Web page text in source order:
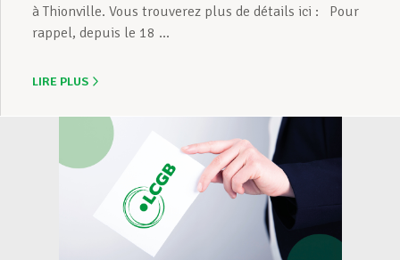
à Thionville. Vous trouverez plus de détails ici : Pour
rappel, depuis le 18 ...
LIRE PLUS